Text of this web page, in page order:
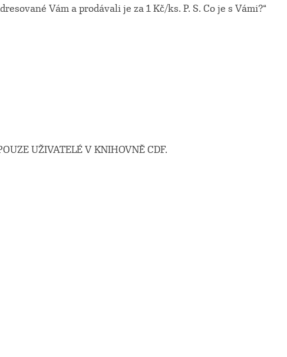
Vám a prodávali je za 1 Kč/ks. P. S. Co je s Vámi?“
UŽIVATELÉ V KNIHOVNĚ CDF.